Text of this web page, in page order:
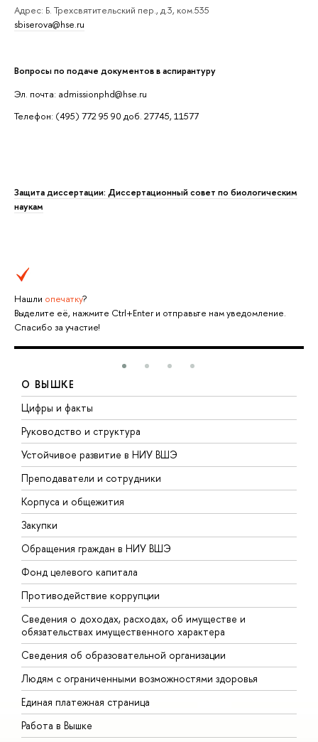
Адрес: Б. Трехсвятительский пер., д.3, ком.535
sbiserova@hse.ru
Вопросы по подаче документов в аспирантуру
Эл. почта: admissionphd@hse.ru
Телефон: (495) 772 95 90 доб. 27745, 11577
Защита диссертации: Диссертационный совет по биологическим
наукам
Нашли опечатку?
Выделите её, нажмите Ctrl+Enter и отправьте нам уведомление.
Спасибо за участие!
О ВЫШКЕ
Цифры и факты
Руководство и структура
Устойчивое развитие в НИУ ВШЭ
Преподаватели и сотрудники
Корпуса и общежития
Закупки
Обращения граждан в НИУ ВШЭ
Фонд целевого капитала
Противодействие коррупции
Сведения о доходах, расходах, об имуществе и
обязательствах имущественного характера
Сведения об образовательной организации
Людям с ограниченными возможностями здоровья
Единая платежная страница
Работа в Вышке